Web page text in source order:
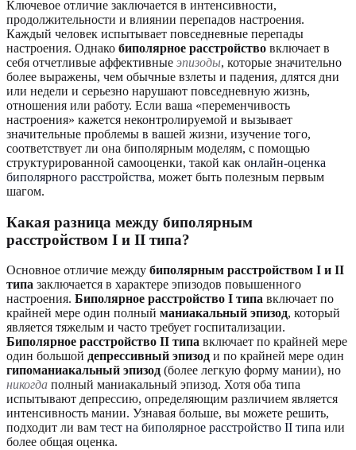
Ключевое отличие заключается в интенсивности,
продолжительности и влиянии перепадов настроения.
Каждый человек испытывает повседневные перепады
настроения. Однако биполярное расстройство включает в
себя отчетливые аффективные эпизоды, которые значительно
более выражены, чем обычные взлеты и падения, длятся дни
или недели и серьезно нарушают повседневную жизнь,
отношения или работу. Если ваша «переменчивость
настроения» кажется неконтролируемой и вызывает
значительные проблемы в вашей жизни, изучение того,
соответствует ли она биполярным моделям, с помощью
структурированной самооценки, такой как онлайн-оценка
биполярного расстройства, может быть полезным первым
шагом.
Какая разница между биполярным
расстройством I и II типа?
Основное отличие между биполярным расстройством I и II
типа заключается в характере эпизодов повышенного
настроения. Биполярное расстройство I типа включает по
крайней мере один полный маниакальный эпизод, который
является тяжелым и часто требует госпитализации.
Биполярное расстройство II типа включает по крайней мере
один большой депрессивный эпизод и по крайней мере один
гипоманиакальный эпизод (более легкую форму мании), но
никогда полный маниакальный эпизод. Хотя оба типа
испытывают депрессию, определяющим различием является
интенсивность мании. Узнавая больше, вы можете решить,
подходит ли вам тест на биполярное расстройство II типа или
более общая оценка.